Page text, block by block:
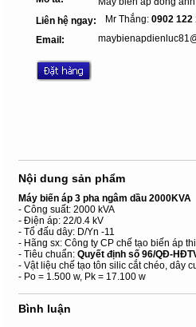
Liên hệ ngay:
Mr Thắng: 0902 122
Email:
Nội dung sản phẩm
Máy biến áp 3 pha ngâm dầu 2000KVA
- Công suất: 2000 kVA
- Điện áp: 22/0.4 kV
- Tổ đấu dây: D/Yn -11
- Hãng sx: Công ty CP chế tạo biến áp
- Tiêu chuẩn: Quyết định số 96/QĐ-
- Vật liệu chế tạo tôn silic cắt chéo, dây
- Po = 1.500 w, Pk = 17.100 w
Bình luận